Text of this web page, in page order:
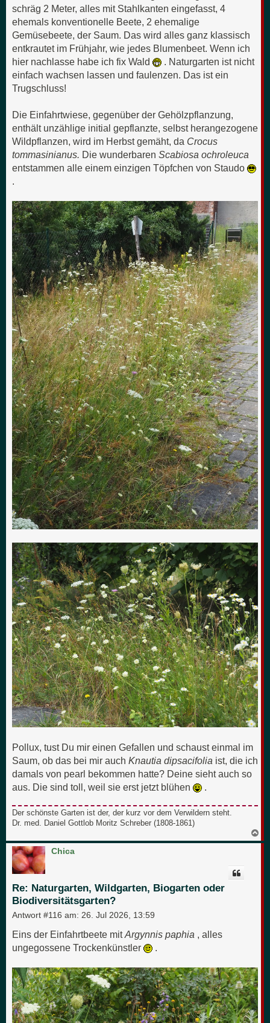
schräg 2 Meter, alles mit Stahlkanten eingefasst, 4
ehemals konventionelle Beete, 2 ehemalige
Gemüsebeete, der Saum. Das wird alles ganz klassisch
entkrautet im Frühjahr, wie jedes Blumenbeet. Wenn ich
hier nachlasse habe ich fix Wald
. Naturgarten ist nicht
einfach wachsen lassen und faulenzen. Das ist ein
Trugschluss!
Die Einfahrtwiese, gegenüber der Gehölzpflanzung,
enthält unzählige initial gepflanzte, selbst herangezogene
Wildpflanzen, wird im Herbst gemäht, da Crocus
tommasinianus. Die wunderbaren Scabiosa ochroleuca
entstammen alle einem einzigen Töpfchen von Staudo
.
Pollux, tust Du mir einen Gefallen und schaust einmal im
Saum, ob das bei mir auch Knautia dipsacifolia ist, die ich
damals von pearl bekommen hatte? Deine sieht auch so
aus. Die sind toll, weil sie erst jetzt blühen
Der schönste Garten ist der, der kurz vor dem Verwildern steht.
Dr. med. Daniel Gottlob Moritz Schreber (1808-1861)
a
Chica
Re: Naturgarten, Wildgarten, Biogarten oder
Biodiversitätsgarten?
Antwort #116 am: 26. Jul 2026, 13:59
Eins der Einfahrtbeete mitArgynnis paphia , alles
ungegossene Trockenkünstler
.